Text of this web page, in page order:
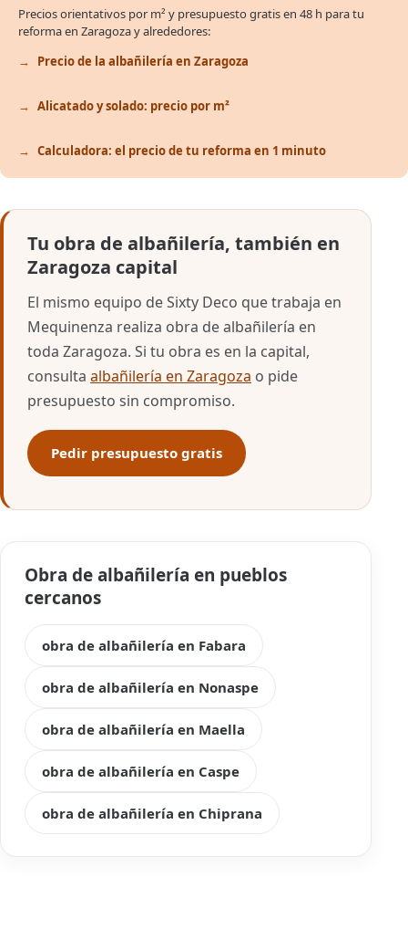
Precios orientativos por m² y presupuesto gratis en 48 h para tu
reforma en Zaragoza y alrededores:
Precio de la albañilería en Zaragoza
Alicatado y solado: precio por m²
Calculadora: el precio de tu reforma en 1 minuto
Tu obra de albañilería, también en
Zaragoza capital
El mismo equipo de Sixty Deco que trabaja en
Mequinenza realiza obra de albañilería en
toda Zaragoza. Si tu obra es en la capital,
consulta albañilería en Zaragoza o pide
presupuesto sin compromiso.
Pedir presupuesto gratis
Obra de albañilería en pueblos
cercanos
obra de albañilería en Fabara
obra de albañilería en Nonaspe
obra de albañilería en Maella
obra de albañilería en Caspe
obra de albañilería en Chiprana